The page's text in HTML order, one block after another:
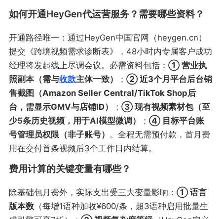
如何开通HeyGen代运营服务？需要哪些资料？
开通路径唯一：通过HeyGen中国官网（heygen.cn）
提交《跨境视频需求诊断表》，48小时内专属客户成功
经理将发起线上尽调会议。必需资料包括： ① 营业执
照副本（需与收款主体一致） ； ② 近3个月平台后台销
售截图（Amazon Seller Central/TikTok Shop后
台，需显示GMV与店铺ID）
； ③ 现有视频素材包（至
少5条历史视频，用于AI模型微调）
； ④ 目标平台账
号管理员权限（非子账号） 。全程无需预付款，首月费
用在交付首条视频后3个工作日内结算。
费用计算的关键变量有哪些？
除基础包月费外，实际支出受三大变量影响： ① 语言
版本数（每增1语种加收¥600/条，超3语种启用批量生